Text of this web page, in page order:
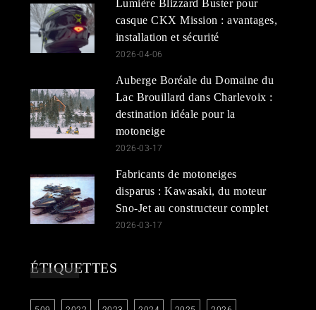
Lumière Blizzard Buster pour
casque CKX Mission : avantages,
installation et sécurité
2026-04-06
Auberge Boréale du Domaine du
Lac Brouillard dans Charlevoix :
destination idéale pour la
motoneige
2026-03-17
Fabricants de motoneiges
disparus : Kawasaki, du moteur
Sno-Jet au constructeur complet
2026-03-17
ÉTIQUETTES